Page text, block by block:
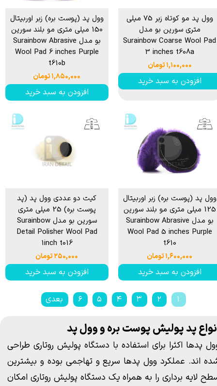
وول پد مو کوتاه زبر 75 میلی
متری سورین بو مدل
Surainbow Coarse Wool Pad
3 inches t608a
۱,۱۰۰,۰۰۰ تومان
افزودن به سبد خرید
وول پد (پوست بره) زبر اوربیتال
150 میلی متری مو بلند سورین
بو مدل Surainbow Abrasive
Wool Pad 6 inches Purple
t610b
۱,۸۵۰,۰۰۰ تومان
افزودن به سبد خرید
وول پد (پوست بره) زبر اوربیتال
125 میلی متری مو بلند سورین
بو مدل Surainbow Abrasive
Wool Pad 5 inches Purple
t610
۱,۶۰۰,۰۰۰ تومان
افزودن به سبد خرید
کیت دو عددی وول پد (پد
پوست بره) 25 میلی متری
سورین بو مدل Surainbow
Detail Polisher Wool Pad
1inch t016
۲۵۰,۰۰۰ تومان
افزودن به سبد خرید
۱ ۲ ۳ ۴ ۵ ۶ بعدی
پد پولیش پوست بره و وول پد
پدها اکثرا برای استفاده با دستگاه پولیش روتاری طراحی
اند. عملکرد وول پدها سریع و تهاجمی بوده و بیشترین
لایه برداری را به همراه یک دستگاه پولیش روتاری امکان